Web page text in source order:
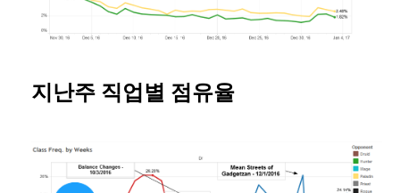
지난주 직업별 점유율